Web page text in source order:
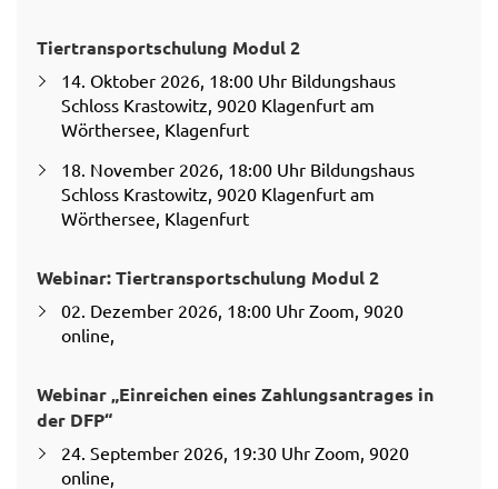
Tiertransportschulung Modul 2
14. Oktober 2026, 18:00 Uhr Bildungshaus
Schloss Krastowitz, 9020 Klagenfurt am
Wörthersee, Klagenfurt
18. November 2026, 18:00 Uhr Bildungshaus
Schloss Krastowitz, 9020 Klagenfurt am
Wörthersee, Klagenfurt
Webinar: Tiertransportschulung Modul 2
02. Dezember 2026, 18:00 Uhr Zoom, 9020
online,
Webinar „Einreichen eines Zahlungsantrages in
der DFP“
24. September 2026, 19:30 Uhr Zoom, 9020
online,